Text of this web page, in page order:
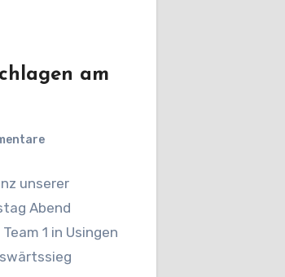
am
unserer
Abend
1 in Usingen